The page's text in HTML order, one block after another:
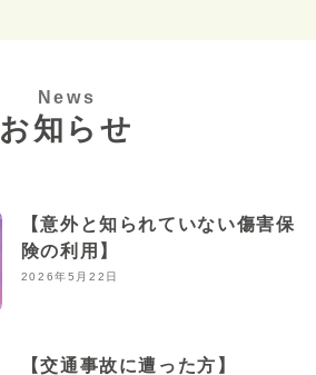
News
お知らせ
【意外と知られていない傷害保
険の利用】
2026年5月22日
【交通事故に遭った方】